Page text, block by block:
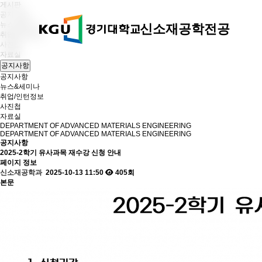
신소재공학전공
게시판
공지사항
뉴스&세미나
취업/인턴정보
사진첩
자료실
공지사항
공지사항
뉴스&세미나
취업/인턴정보
사진첩
자료실
DEPARTMENT OF ADVANCED MATERIALS ENGINEERING
DEPARTMENT OF ADVANCED MATERIALS ENGINEERING
공지사항
2025-2학기 유사과목 재수강 신청 안내
페이지 정보
신소재공학과 2025-10-13 11:50
405회
본문